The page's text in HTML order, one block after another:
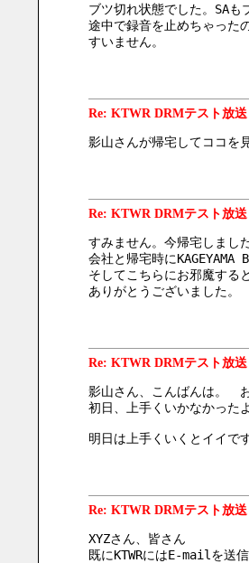
ブツ切れ状態でした。SAも
途中で録音を止めちゃった
すいません。
Re: KTWR DRMテスト放送
影山さんが帰宅してココを
Re: KTWR DRMテスト放送
すみません。今帰宅しました
会社と帰宅時にKAGEYAMA
そしてこちらにお邪魔する
ありがとうございました。
Re: KTWR DRMテスト放送
影山さん、こんばんは。　
初日、上手くいかなかった
明日は上手くいくとイイです
Re: KTWR DRMテスト放送
XYZさん、皆さん
既にKTWRにはE-mailを送